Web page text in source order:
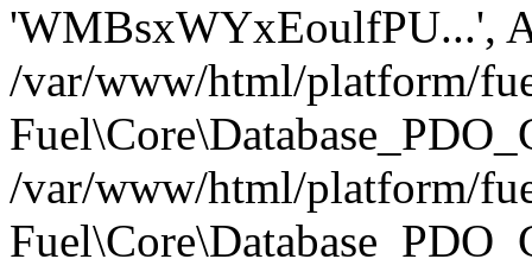
'WMBsxWYxEoulfPU...',
/var/www/html/platform/
/var/www/html/platform/